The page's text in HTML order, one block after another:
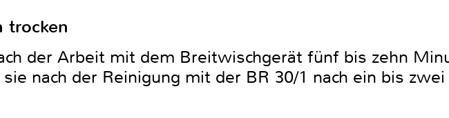
trocken
der Arbeit mit dem Breitwischgerät fünf bis zehn
nach der Reinigung mit der BR 30/1 nach ein bis zwei